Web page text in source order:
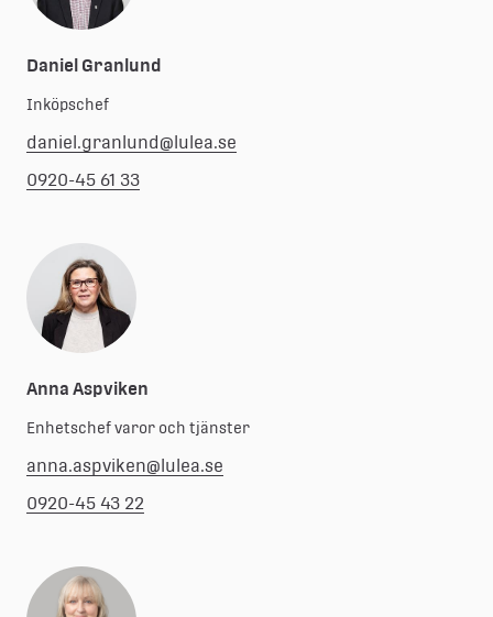
Daniel Granlund
Inköpschef
daniel.granlund@lulea.se
0920-45 61 33
Anna Aspviken
Enhetschef varor och tjänster
anna.aspviken@lulea.se
0920-45 43 22